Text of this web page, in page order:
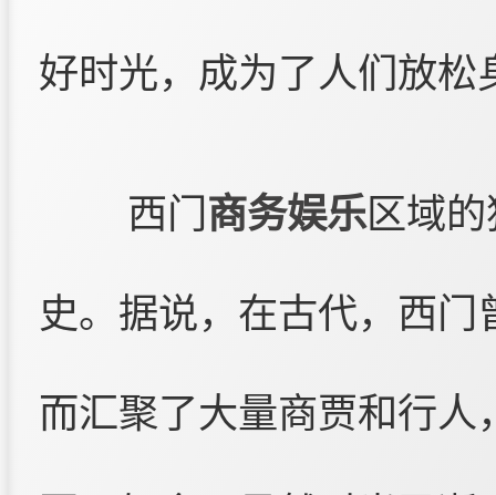
好时光，成为了人们放
西门商务娱乐区域
史。据说，在古代，西
而汇聚了大量商贾和行